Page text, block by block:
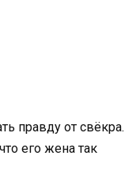
правду от свёкра.
его жена так